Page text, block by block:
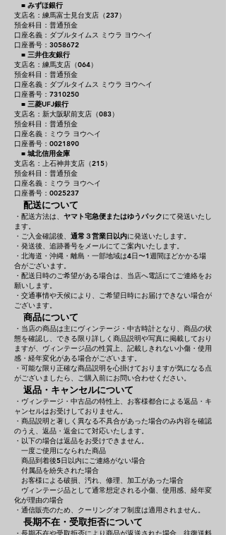
■ みずほ銀行
支店名：練馬富士見台支店（237）
預金科目：普通預金
口座名義：ダブルタイムス ミウラ ヨウヘイ
口座番号：3058672
■ 三井住友銀行
支店名：練馬支店（064）
預金科目：普通預金
口座名義：ダブルタイムス ミウラ ヨウヘイ
口座番号：7310250
■ 三菱UFJ銀行
支店名：新大阪駅前支店（083）
預金科目：普通預金
口座名義：ミウラ ヨウヘイ
口座番号：0021890
■ 城北信用金庫
支店名：上石神井支店（215）
預金科目：普通預金
口座名義：ミウラ ヨウヘイ
口座番号：0025237
配送について
・配送方法は、 ヤマト宅急便またはゆうパックにて発送いたし
ます。
・ご入金確認後、 通常３営業日以内に発送いたします。
・発送後、追跡番号をメールにてご案内いたします。
・北海道・沖縄・離島・一部地域は4日〜1週間ほどかかる場
合がございます。
・配送日時のご希望がある場合は、当店へ電話にてご連絡をお
願いします。
・交通事情や天候により、ご希望日時にお届けできない場合が
ございます。
商品について
・当店の商品は主にヴィンテージ・中古時計となり、商品の状
態を確認し、できる限り詳しく商品説明や写真に掲載しており
ますが、ヴィンテージ品の性質上、記載しきれない小傷・使用
感・経年変化がある場合がございます。
・可能な限り正確な商品説明を心掛けておりますが気になる点
がございましたら、ご購入前にお問い合わせください。
返品・キャンセルについて
・ヴィンテージ・中古品の特性上、お客様都合による返品・キ
ャンセルはお受けしておりません。
・商品説明と著しく異なる不具合があった場合のみ内容を確認
のうえ、返品・返金にて対応いたします。
・以下の場合は返品をお受けできません。
一度ご使用になられた商品
商品到着後5日以内にご連絡がない場合
付属品を紛失された場合
お客様による破損、汚れ、修理、加工があった場合
ヴィンテージ品として通常想定される小傷、使用感、経年変
化が理由の場合
・通信販売のため、クーリングオフ制度は適用されません。
長期不在・受取拒否について